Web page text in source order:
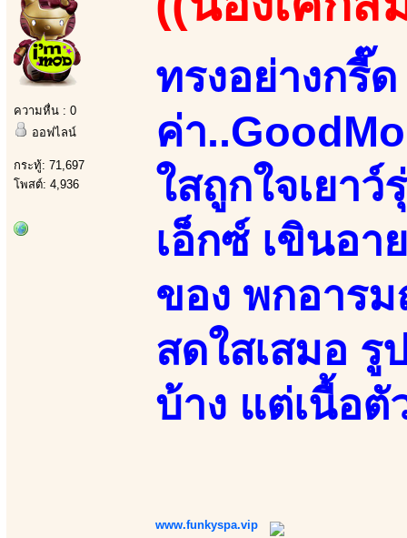
ความหื่น : 0
ออฟไลน์
กระทู้: 71,697
โพสต์: 4,936
ทรงอย่างกรี๊
ค่า
ใสถูกใจเยา
เอ็กซ์ เขินอ
ของ พกอาร
สดใสเสมอ
บ้าง แต่เนื้อตั
www.funkyspa.vip